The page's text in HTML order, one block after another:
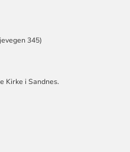
345)
Kirke i Sandnes.